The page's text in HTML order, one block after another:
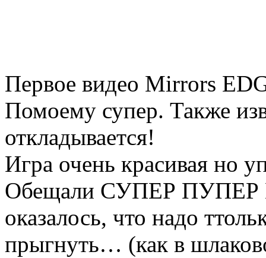
Первое видео Mirrors
Помоему супер. Также
откладывается!
Игра очень красивая но
Обещали СУПЕР
оказалось, что надо
прыгнуть… (как в